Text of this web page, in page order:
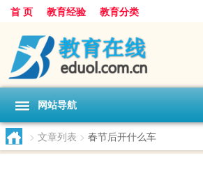
首 页 教育经验 教育分类
网站导航
> 文章列表 > 春节后开什么车